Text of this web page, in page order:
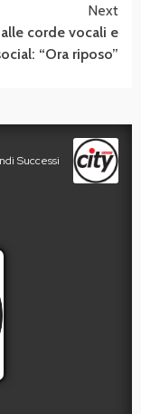
Next
corde vocali e
“Ora riposo”